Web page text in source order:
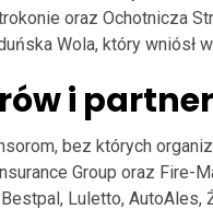
oraz Ochotnicza
Wola, który wniósł
i
bez których
Group oraz
Luletto, AutoAles,